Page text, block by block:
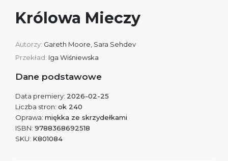
Królowa Mieczy
Autorzy: Gareth Moore Sara Sehdev
Przekład: Iga Wiśniewska
Dane podstawowe
Data premiery: 2026-02-25
Liczba stron: ok 240
Oprawa: miękka ze skrzydełkami
ISBN: 9788368692518
SKU: K801084